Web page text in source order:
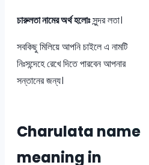
চারুলতা নামের অর্থ হলোঃসুন্দর লতা।
সবকিছু মিলিয়ে আপনি চাইলে এ নামটি
নিঃসন্দেহে রেখে দিতে পারবেন আপনার
সন্তানের জন্য।
Charulata name
meaning in